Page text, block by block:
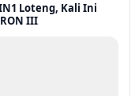
Loteng, Kali Ini
III